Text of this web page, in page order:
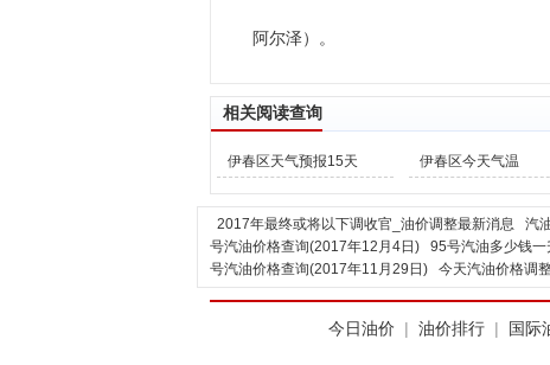
阿尔泽）。
相关阅读查询
伊春区天气预报15天 伊春区今天气温
2017年最终或将以下调收官_油价调整最新消息 汽
号汽油价格查询(2017年12月4日)
95号汽油多少钱
号汽油价格查询(2017年11月29日)
今天汽油价格调
今日油价 | 油价排行 | 国际